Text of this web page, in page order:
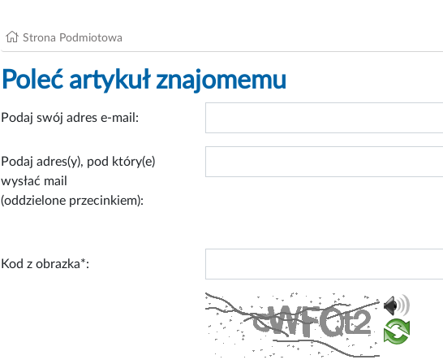
Strona Podmiotowa
Poleć artykuł znajomemu
Podaj swój adres e-mail:
Podaj adres(y), pod który(e)
wysłać mail
(oddzielone przecinkiem):
Kod z obrazka*: